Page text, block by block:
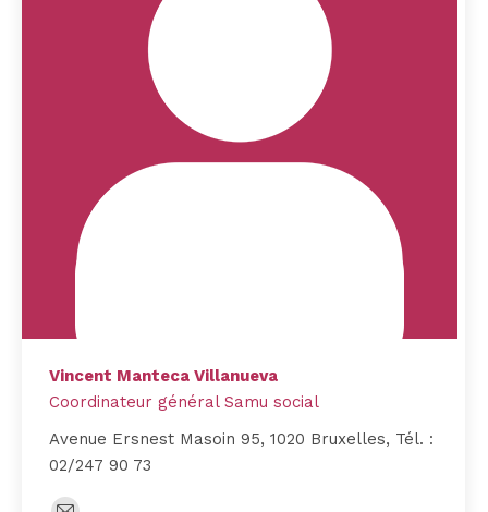
Vincent Manteca Villanueva
Coordinateur général Samu social
Avenue Ersnest Masoin 95, 1020 Bruxelles, Tél. :
02/247 90 73